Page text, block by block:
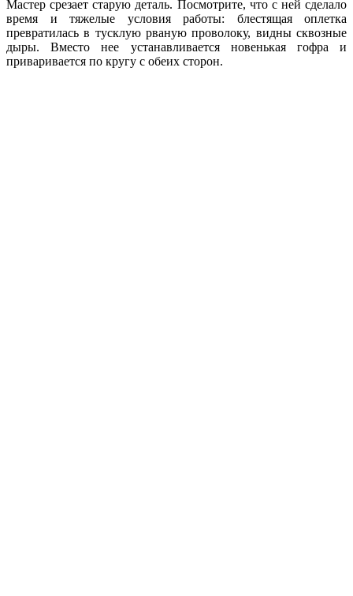
Мастер срезает старую деталь. Посмотрите, что с ней сделало
время и тяжелые условия работы: блестящая оплетка
превратилась в тусклую рваную проволоку, видны сквозные
дыры. Вместо нее устанавливается новенькая гофра и
приваривается по кругу с обеих сторон.